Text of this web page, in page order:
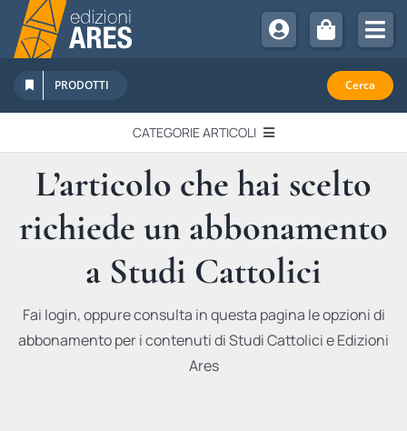
Salta
contenuto
Chi Siamo
Sostienici
Abbonamenti
Promozioni
Newsletter
PRODOTTI Cerca
CATEGORIE ARTICOLI
EDITORIALI
IN QUESTO NUMERO
RECENSIONI
L’articolo che hai scelto
richiede un abbonamento
a Studi Cattolici
Fai login, oppure consulta in questa pagina le opzioni di
abbonamento per i contenuti di Studi Cattolici e Edizioni
Ares